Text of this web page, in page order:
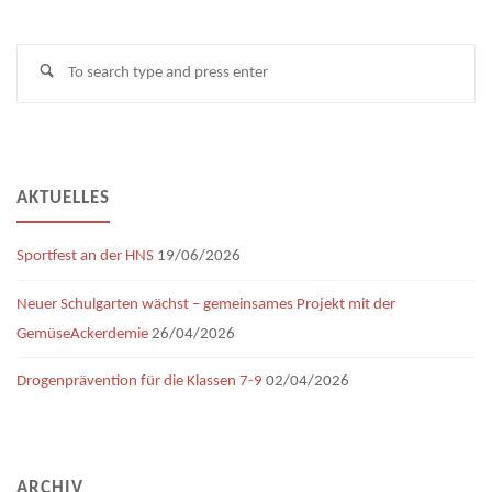
Search
AKTUELLES
Sportfest an der HNS 19/06/2026
Neuer Schulgarten wächst – gemeinsames Projekt mit der
GemüseAckerdemie 26/04/2026
Drogenprävention für die Klassen 7-9 02/04/2026